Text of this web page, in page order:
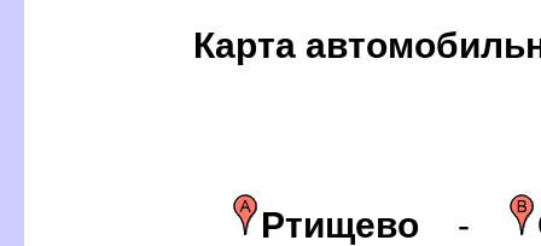
Карта
Ртищево-